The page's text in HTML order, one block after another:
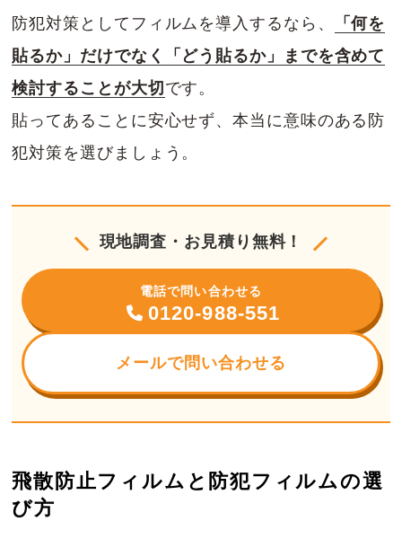
防犯対策としてフィルムを導入するなら、
「何を
貼るか」だけでなく「どう貼るか」までを含めて
検討することが大切 です。
貼ってあることに安心せず、本当に意味のある防
犯対策を選びましょう。
現地調査・お見積り無料！
電話で問い合わせる
0120-988-551
メールで問い合わせる
飛散防止フィルムと防犯フィルムの選
び方